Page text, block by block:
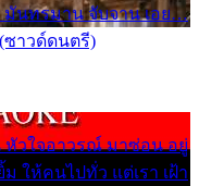
มันทรมาน จับจาน เอย…
(ซาวด์ดนตรี)
หัวใจอาวรณ์ มาซ่อน อยู่
ให้คนไปทั่ว แต่เรา เฝ้า